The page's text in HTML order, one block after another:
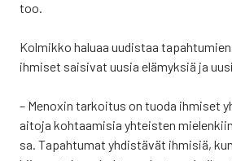
too.
Kol­mik­ko halu­aa uudis­taa
ihmi­set sai­si­vat uusia elä­myk­siä ja
– Menoxin tar­koi­tus on tuo­da ihmi­set
aito­ja koh­taa­mi­sia yhteis­ten
sa. Tapah­tu­mat yhdis­tä­vät ihmi­siä,